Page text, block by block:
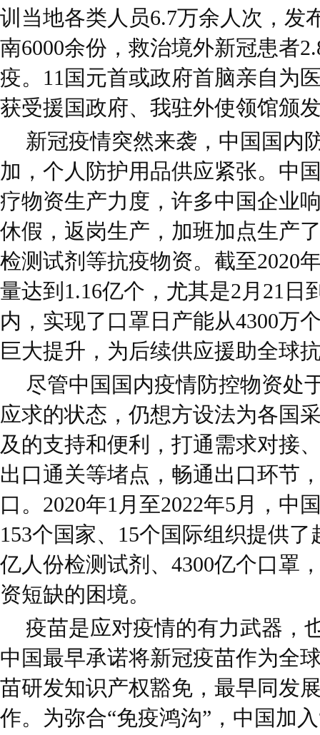
训当地各类人员6.7万余人次，发
南6000余份，救治境外新冠患者
疫。11国元首或政府首脑亲自为
获受援国政府、我驻外使领馆颁
新冠疫情突然来袭，中国国内
加，个人防护用品供应紧张。中
疗物资生产力度，许多中国企业
休假，返岗生产，加班加点生产
检测试剂等抗疫物资。截至2020
量达到1.16亿个，尤其是2月21日
内，实现了口罩日产能从4300万
巨大提升，为后续供应援助全球
尽管中国国内疫情防控物资处
应求的状态，仍想方设法为各国
及的支持和便利，打通需求对接
出口通关等堵点，畅通出口环节
口。2020年1月至2022年5月，中
153个国家、15个国际组织提供
亿人份检测试剂、4300亿个口罩
资短缺的困境。
疫苗是应对疫情的有力武器，
中国最早承诺将新冠疫苗作为全
苗研发知识产权豁免，最早同发
作。为弥合“免疫鸿沟”，中国加